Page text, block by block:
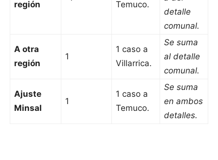
región
Temuco.
detalle
comunal.
A otra
región
1
1 caso a
Villarrica.
Se suma
al detalle
comunal.
Ajuste
Minsal
1
1 caso a
Temuco.
Se suma
en ambos
detalles.